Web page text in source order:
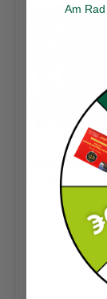
Burcu Ajvar
Am